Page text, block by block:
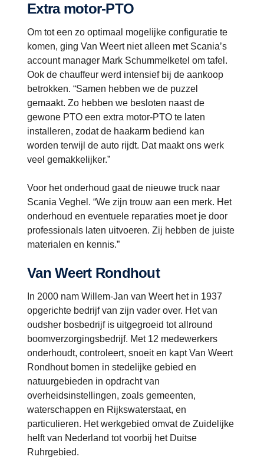
Extra motor-PTO
Om tot een zo optimaal mogelijke configuratie te
komen, ging Van Weert niet alleen met Scania’s
account manager Mark Schummelketel om tafel.
Ook de chauffeur werd intensief bij de aankoop
betrokken. “Samen hebben we de puzzel
gemaakt. Zo hebben we besloten naast de
gewone PTO een extra motor-PTO te laten
installeren, zodat de haakarm bediend kan
worden terwijl de auto rijdt. Dat maakt ons werk
veel gemakkelijker.”
Voor het onderhoud gaat de nieuwe truck naar
Scania Veghel. “We zijn trouw aan een merk. Het
onderhoud en eventuele reparaties moet je door
professionals laten uitvoeren. Zij hebben de juiste
materialen en kennis.”
Van Weert Rondhout
In 2000 nam Willem-Jan van Weert het in 1937
opgerichte bedrijf van zijn vader over. Het van
oudsher bosbedrijf is uitgegroeid tot allround
boomverzorgingsbedrijf. Met 12 medewerkers
onderhoudt, controleert, snoeit en kapt Van Weert
Rondhout bomen in stedelijke gebied en
natuurgebieden in opdracht van
overheidsinstellingen, zoals gemeenten,
waterschappen en Rijkswaterstaat, en
particulieren. Het werkgebied omvat de Zuidelijke
helft van Nederland tot voorbij het Duitse
Ruhrgebied.